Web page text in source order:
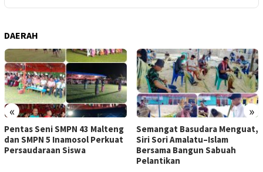
DAERAH
« »
Pentas Seni SMPN 43 Malteng
dan SMPN 5 Inamosol Perkuat
Persaudaraan Siswa
Semangat Basudara Menguat,
Siri Sori Amalatu–Islam
Bersama Bangun Sabuah
Pelantikan